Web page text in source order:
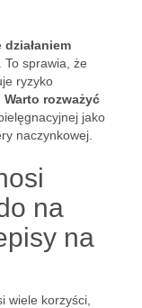
działaniem
. To sprawia, że
ryzyko
Warto rozważyć
jako
naczynkowej.
na
na
wiele korzyści,